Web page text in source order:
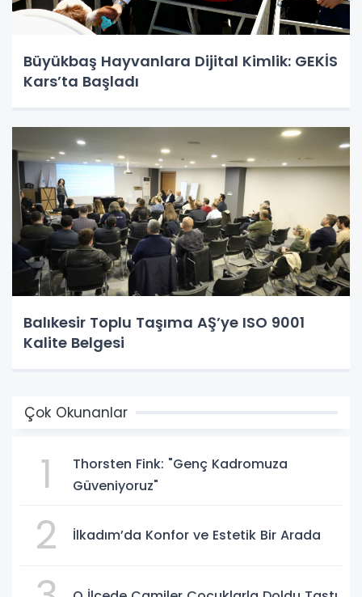
Büyükbaş Hayvanlara Dijital Kimlik: GEKİS
Kars’ta Başladı
Balıkesir Toplu Taşıma AŞ’ye ISO 9001
Kalite Belgesi
Çok Okunanlar
1
Thorsten Fink: "Genç Kadromuza
Güveniyoruz"
2 İlkadım’da Konfor ve Estetik Bir Arada